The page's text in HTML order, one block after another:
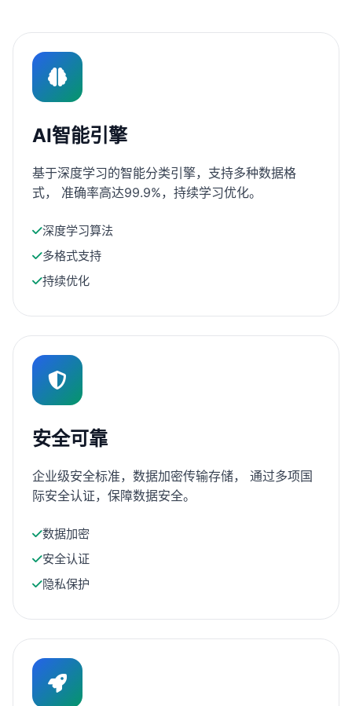
AI智能引擎
基于深度学习的智能分类引擎，支持多种数据格
式， 准确率高达99.9%，持续学习优化。
深度学习算法
多格式支持
持续优化
安全可靠
企业级安全标准，数据加密传输存储， 通过多项国
际安全认证，保障数据安全。
数据加密
安全认证
隐私保护